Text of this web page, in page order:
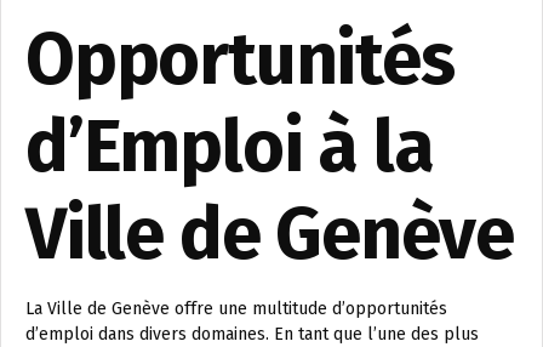
Opportunités
d’Emploi à la
Ville de Genève
La Ville de Genève offre une multitude d’opportunités
d’emploi dans divers domaines. En tant que l’une des plus